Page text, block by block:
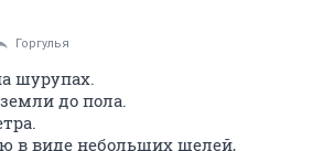
Горгулья
шурупах.
до пола.
в виде небольших щелей,